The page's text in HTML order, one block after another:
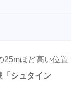
25mほど高い位置
「シュタイン